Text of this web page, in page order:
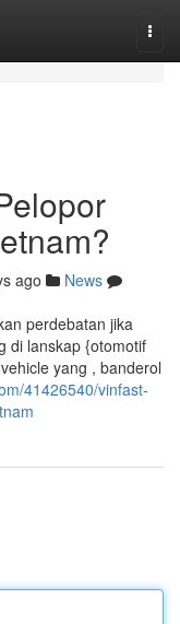
ago
News
perdebatan jika
di lanskap {otomotif
yang , banderol
41426540/vinfast-